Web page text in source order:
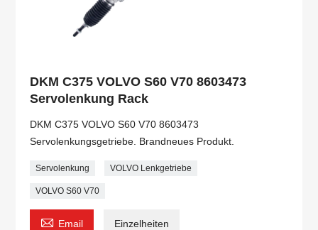
DKM C375 VOLVO S60 V70 8603473
Servolenkung Rack
DKM C375 VOLVO S60 V70 8603473
Servolenkungsgetriebe. Brandneues Produkt.
Servolenkung VOLVO Lenkgetriebe
VOLVO S60 V70
 Email Einzelheiten